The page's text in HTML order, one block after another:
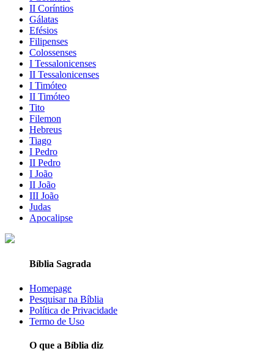
II Coríntios
Gálatas
Efésios
Filipenses
Colossenses
I Tessalonicenses
II Tessalonicenses
I Timóteo
II Timóteo
Tito
Filemon
Hebreus
Tiago
I Pedro
II Pedro
I João
II João
III João
Judas
Apocalipse
Bíblia Sagrada
Homepage
Pesquisar na Bíblia
Política de Privacidade
Termo de Uso
O que a Bíblia diz